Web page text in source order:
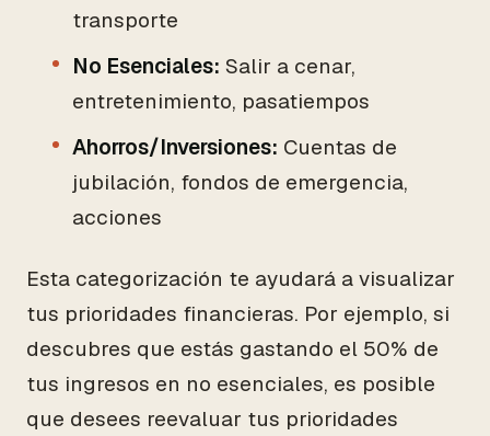
transporte
No Esenciales: Salir a cenar,
entretenimiento, pasatiempos
Ahorros/Inversiones: Cuentas de
jubilación, fondos de emergencia,
acciones
Esta categorización te ayudará a visualizar
tus prioridades financieras. Por ejemplo, si
descubres que estás gastando el 50% de
tus ingresos en no esenciales, es posible
que desees reevaluar tus prioridades